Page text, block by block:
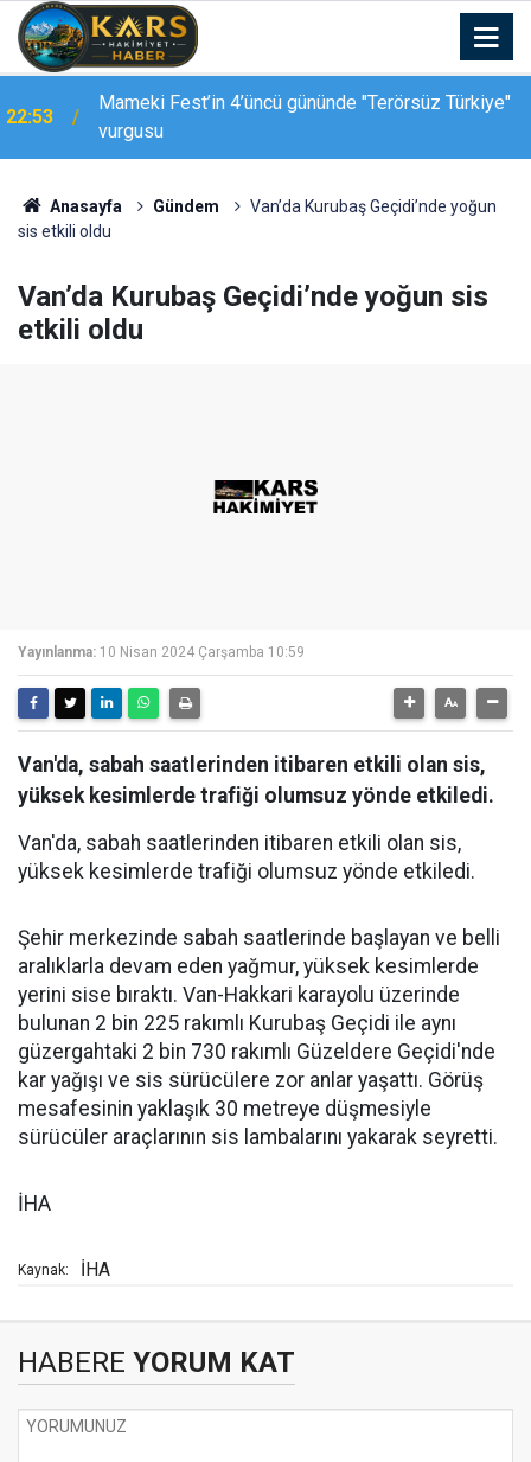
22:53
Mameki Fest’in 4’üncü gününde "Terörsüz Türkiye"
vurgusu
Anasayfa Gündem
Van’da Kurubaş Geçidi’nde yoğun
sis etkili oldu
Van’da Kurubaş Geçidi’nde yoğun sis
etkili oldu
Yayınlanma: 10 Nisan 2024 Çarşamba 10:59
Van'da, sabah saatlerinden itibaren etkili olan sis,
yüksek kesimlerde trafiği olumsuz yönde etkiledi.
Van'da, sabah saatlerinden itibaren etkili olan sis,
yüksek kesimlerde trafiği olumsuz yönde etkiledi.
Şehir merkezinde sabah saatlerinde başlayan ve belli
aralıklarla devam eden yağmur, yüksek kesimlerde
yerini sise bıraktı. Van-Hakkari karayolu üzerinde
bulunan 2 bin 225 rakımlı Kurubaş Geçidi ile aynı
güzergahtaki 2 bin 730 rakımlı Güzeldere Geçidi'nde
kar yağışı ve sis sürücülere zor anlar yaşattı. Görüş
mesafesinin yaklaşık 30 metreye düşmesiyle
sürücüler araçlarının sis lambalarını yakarak seyretti.
İHA
Kaynak: İHA
HABERE YORUM KAT